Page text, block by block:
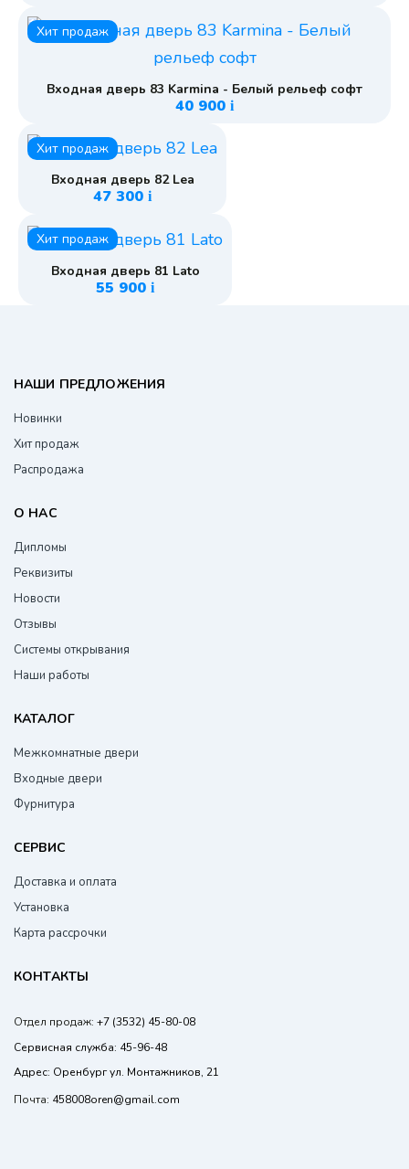
Хит продаж
Входная дверь 83 Karmina - Белый рельеф софт
40 900 i
Хит продаж
Входная дверь 82 Lea
47 300 i
Хит продаж
Входная дверь 81 Lato
55 900 i
КОНТАКТЫ
Отдел продаж: +7 (3532) 45-80-08
Сервисная служба: 45-96-48
Адрес: Оренбург ул. Монтажников, 21
Почта: 458008oren@gmail.com
СЕРВИС
Доставка и оплата
Установка
Карта рассрочки
КАТАЛОГ
Межкомнатные двери
Входные двери
Фурнитура
О НАС
Дипломы
Реквизиты
Новости
Отзывы
Системы открывания
Наши работы
НАШИ ПРЕДЛОЖЕНИЯ
Новинки
Хит продаж
Распродажа